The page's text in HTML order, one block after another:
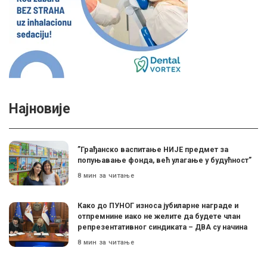
Најновије
”Грађанско васпитање НИЈЕ предмет за
попуњавање фонда, већ улагање у будућност”
8 мин за читање
Како до ПУНОГ износа јубиларне награде и
отпремнине иако не желите да будете члан
репрезентативног синдиката – ДВА су начина
8 мин за читање